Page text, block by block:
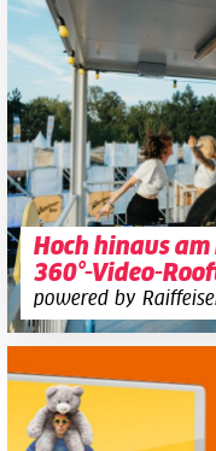
Hoch hinaus am
360°-Video-
powered by